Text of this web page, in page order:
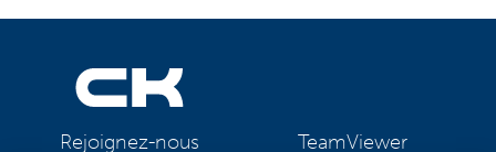
Rejoignez-nous TeamViewer